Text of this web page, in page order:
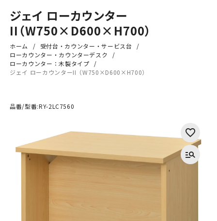
ジェイ ローカウンター
II（W750×D600×H700）
ホーム
受付台・カウンター・サービス台
ローカウンター・カウンターデスク
ローカウンター：木製タイプ
ジェイ ローカウンターII（W750×D600×H700）
品番/型番:RY-2LC7560